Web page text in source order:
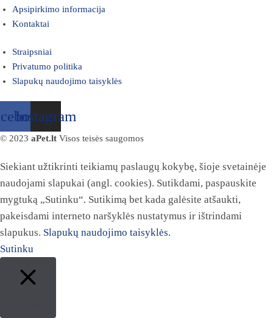
Apsipirkimo informacija
Kontaktai
Straipsniai
Privatumo politika
Slapukų naudojimo taisyklės
Instagram
© 2023 aPet.lt Visos teisės saugomos
Siekiant užtikrinti teikiamų paslaugų kokybę, šioje svetainėje
naudojami slapukai (angl. cookies). Sutikdami, paspauskite
mygtuką „Sutinku“. Sutikimą bet kada galėsite atšaukti,
pakeisdami interneto naršyklės nustatymus ir ištrindami
slapukus. Slapukų naudojimo taisyklės.
Sutinku